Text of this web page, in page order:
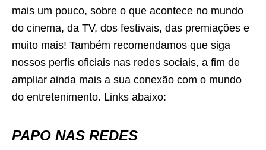
mais um pouco, sobre o que acontece no mundo
do cinema, da TV, dos festivais, das premiações e
muito mais! Também recomendamos que siga
nossos perfis oficiais nas redes sociais, a fim de
ampliar ainda mais a sua conexão com o mundo
do entretenimento. Links abaixo:
PAPO NAS REDES